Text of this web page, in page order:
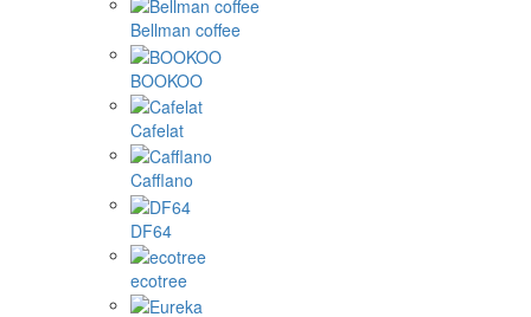
Bellman coffee
BOOKOO
Cafelat
Cafflano
DF64
ecotree